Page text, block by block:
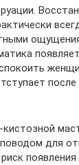
после
для
появления